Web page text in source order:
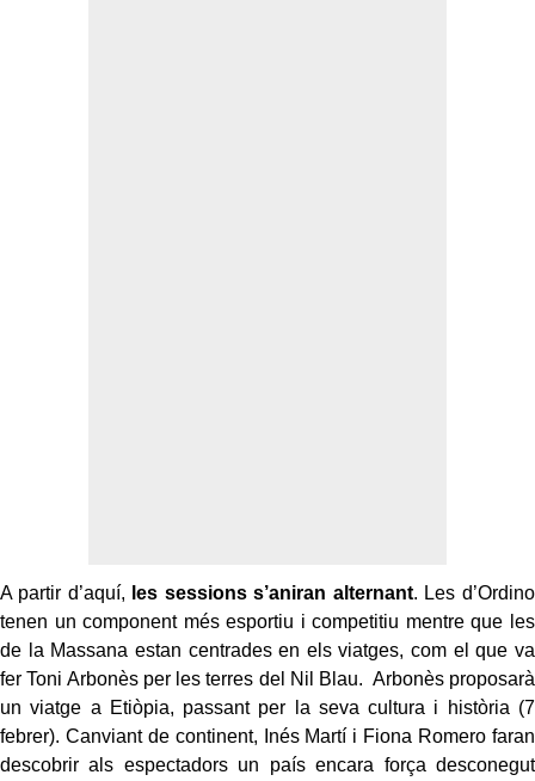
A partir d’aquí, les sessions s’aniran alternant. Les d’Ordino
tenen un component més esportiu i competitiu mentre que les
de la Massana estan centrades en els viatges, com el que va
fer Toni Arbonès per les terres del Nil Blau. Arbonès proposarà
un viatge a Etiòpia, passant per la seva cultura i història (7
febrer). Canviant de continent, Inés Martí i Fiona Romero faran
descobrir als espectadors un país encara força desconegut